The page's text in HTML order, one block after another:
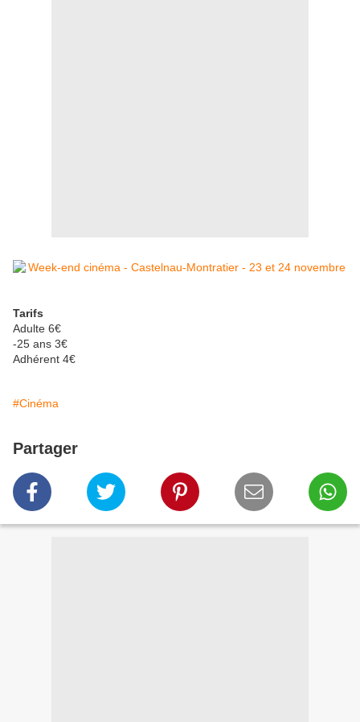
Tarifs
Adulte 6€
-25 ans 3€
Adhérent 4€
#Cinéma
Partager